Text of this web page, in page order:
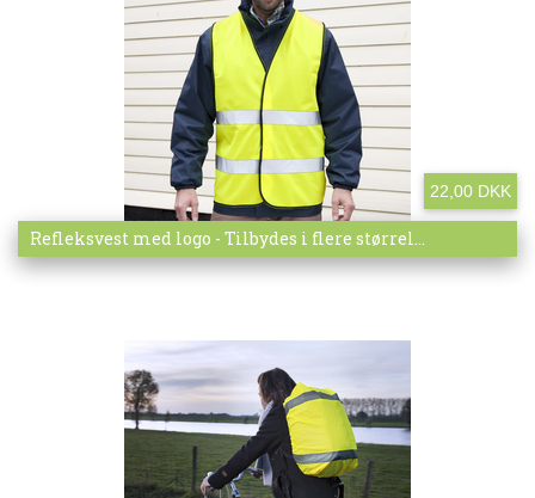
22,00 DKK
Refleksvest med logo - Tilbydes i flere størrel...
Mere info